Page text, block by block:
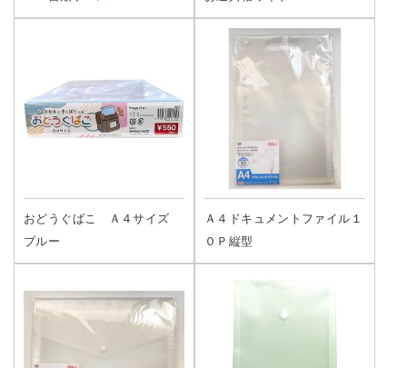
おどうぐばこ Ａ４サイズ
ブルー
Ａ４ドキュメントファイル１
０Ｐ縦型